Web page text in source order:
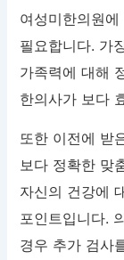
여성미한의원
필요합니다. 가
가족력에 대해
한의사가 보다
또한 이전에 받
보다 정확한 맞
자신의 건강에
포인트입니다.
경우 추가 검사